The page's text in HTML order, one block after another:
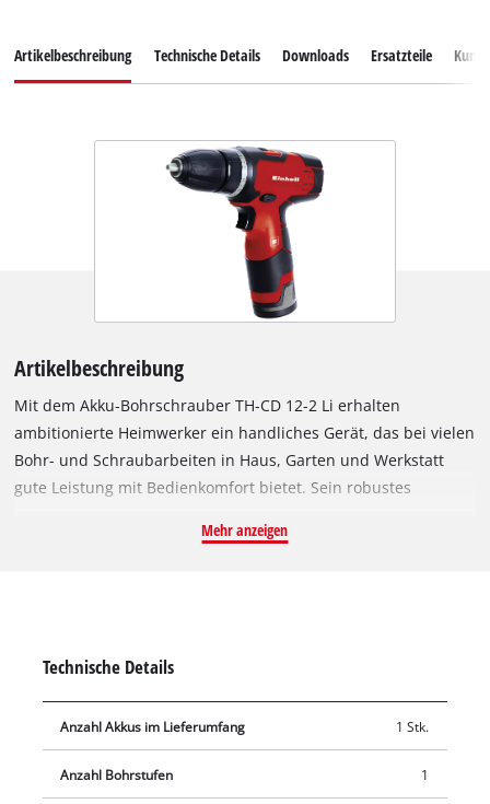
Artikelbeschreibung Technische Details Downloads Ersatzteile
Artikelbeschreibung
Mit dem Akku-Bohrschrauber TH-CD 12-2 Li erhalten
ambitionierte Heimwerker ein handliches Gerät, das bei vielen
Bohr- und Schraubarbeiten in Haus, Garten und Werkstatt
gute Leistung mit Bedienkomfort bietet. Sein robustes
optimale Kraftübertragung des leistungs- und
ausgestattet, was einen blitzschnellen Werkzeugwechsel ohne
Umgreifen ermöglicht. Die Drehmoment-Rutschkupplung
verhindert das Überdrehen von Schrauben. Der im Griff
Mehr anzeigen
Technische Details
Anzahl Akkus im Lieferumfang 1 Stk.
Anzahl Bohrstufen 1